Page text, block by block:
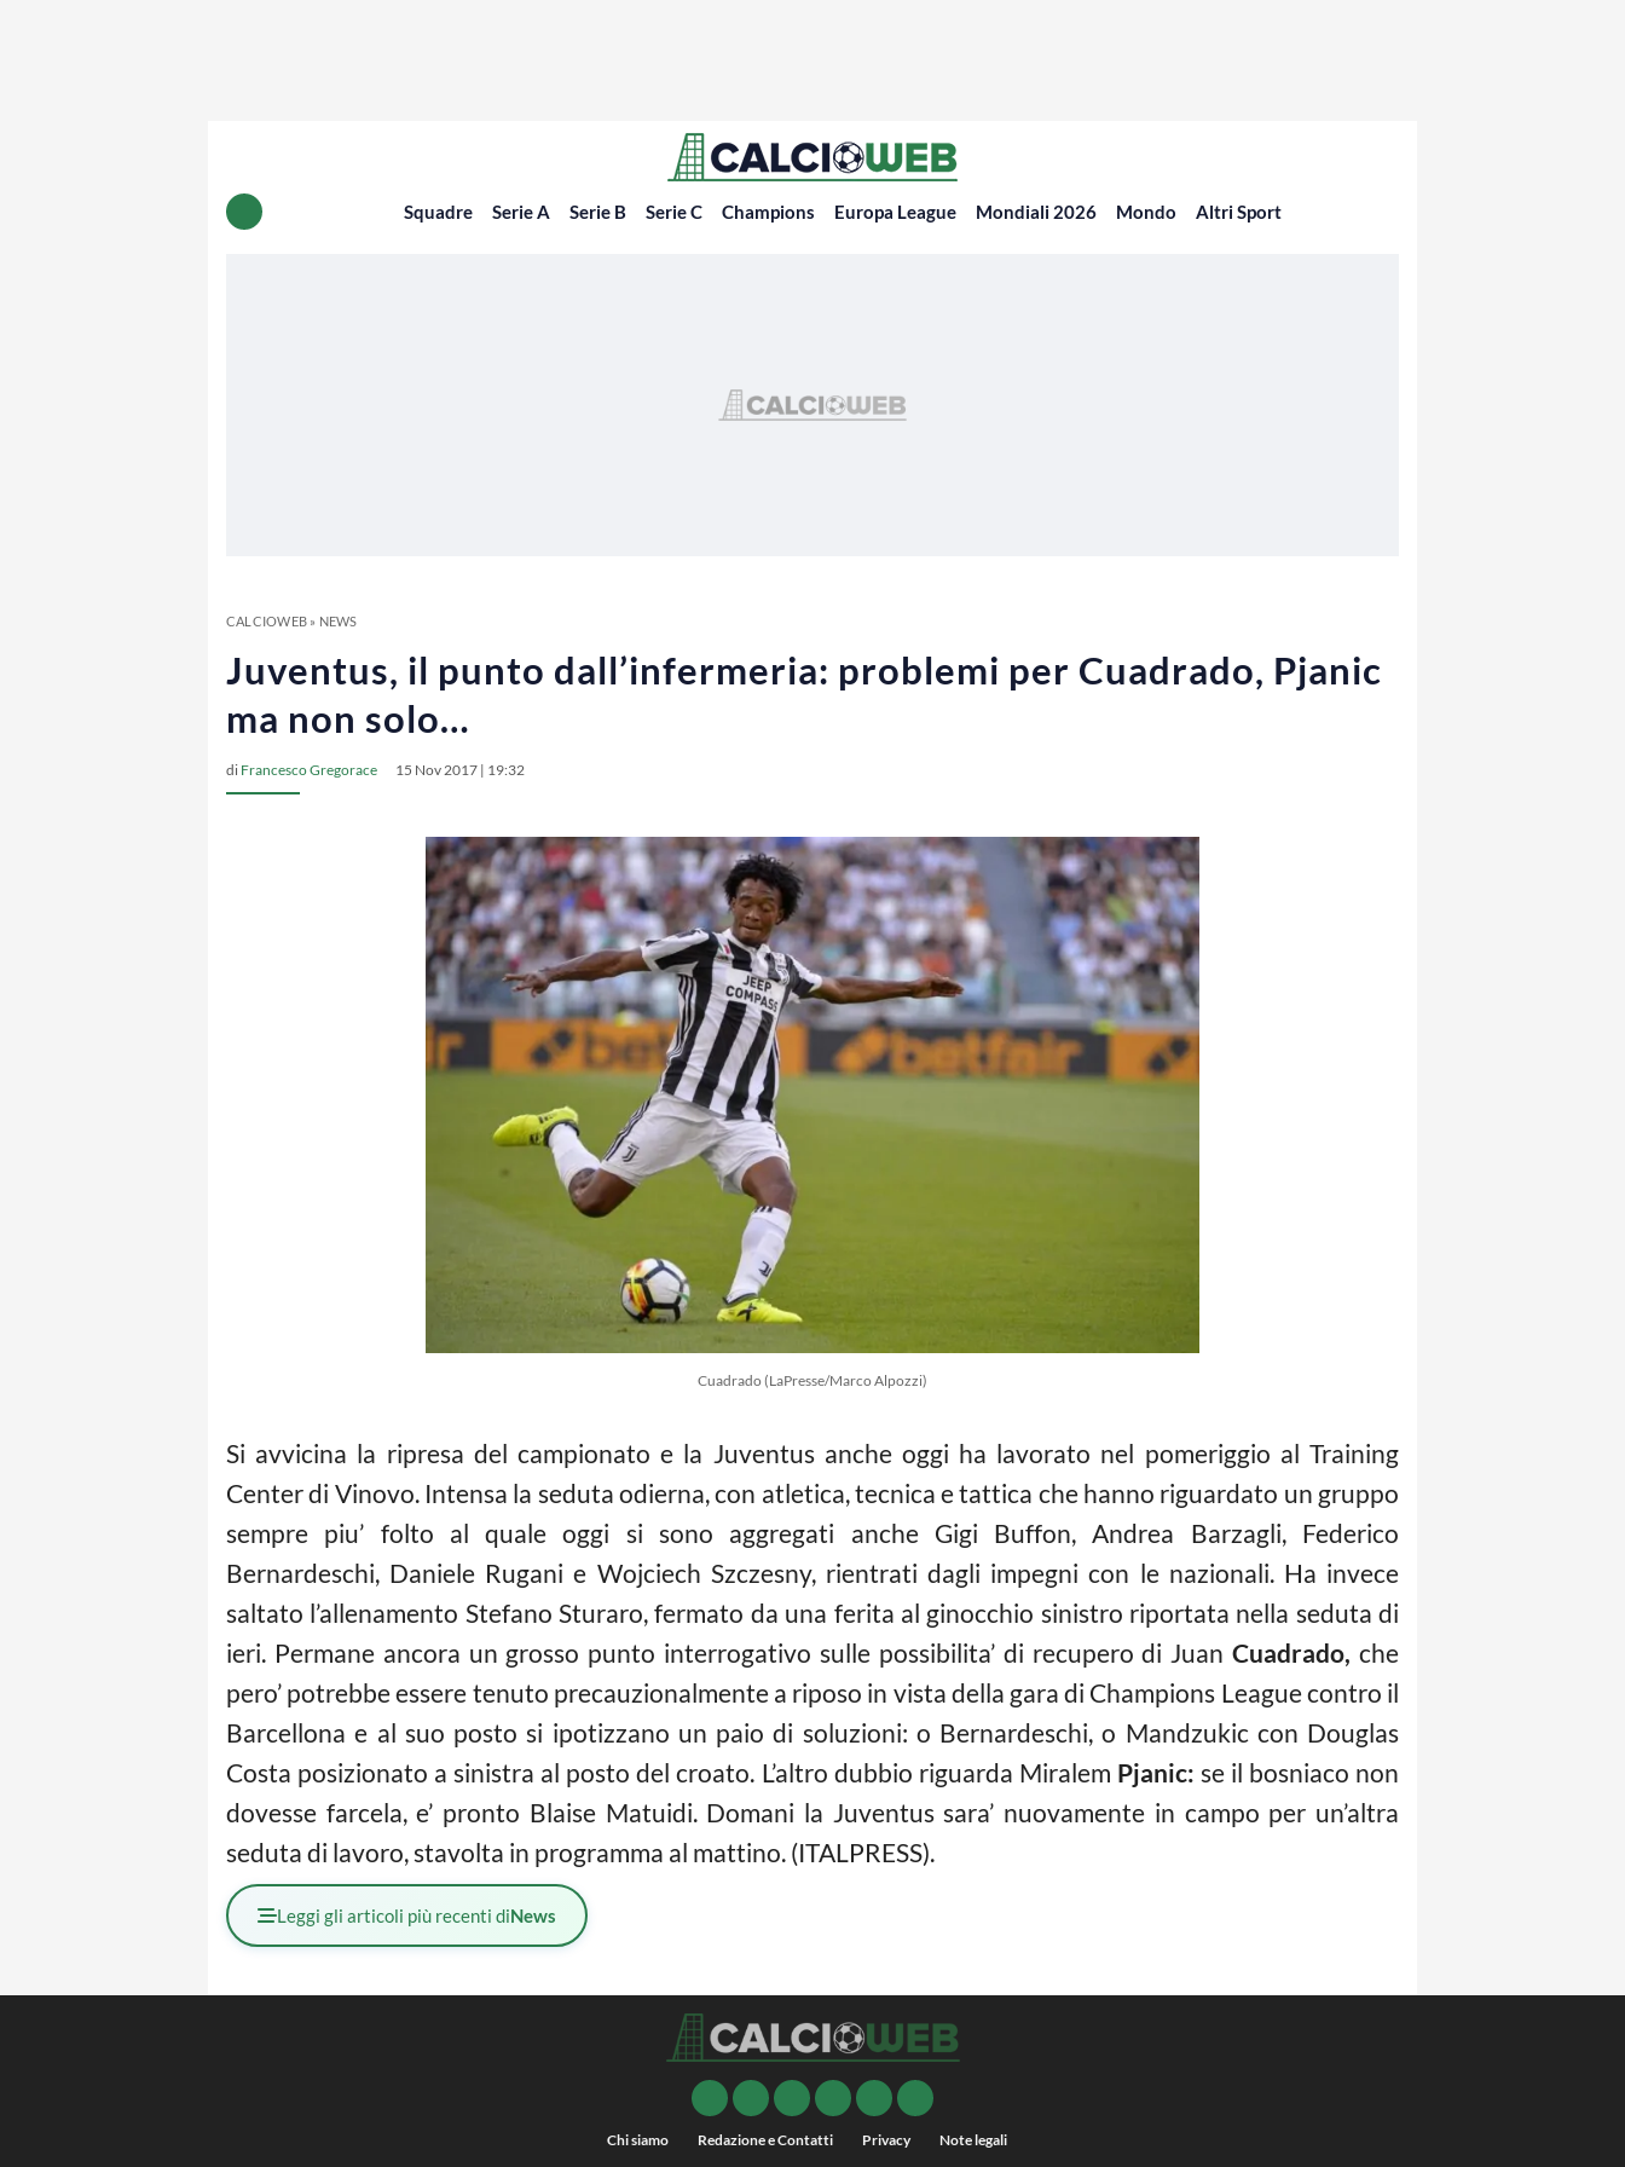
Squadre Serie A Serie B Serie C Champions Europa League Mondiali 2026 Mondo Altri Sport
CALCIOWEB» NEWS
Juventus, il punto dall’infermeria: problemi per Cuadrado, Pjanic
ma non solo…
di Francesco Gregorace 15 Nov 2017 | 19:32
Cuadrado (LaPresse/Marco Alpozzi)
Si avvicina la ripresa del campionato e la Juventus anche oggi ha lavorato nel pomeriggio al Training
Center di Vinovo. Intensa la seduta odierna, con atletica, tecnica e tattica che hanno riguardato un gruppo
sempre piu’ folto al quale oggi si sono aggregati anche Gigi Buffon, Andrea Barzagli, Federico
Bernardeschi, Daniele Rugani e Wojciech Szczesny, rientrati dagli impegni con le nazionali. Ha invece
saltato l’allenamento Stefano Sturaro, fermato da una ferita al ginocchio sinistro riportata nella seduta di
ieri. Permane ancora un grosso punto interrogativo sulle possibilita’ di recupero di JuanCuadrado, che
pero’ potrebbe essere tenuto precauzionalmente a riposo in vista della gara di Champions League contro il
Barcellona e al suo posto si ipotizzano un paio di soluzioni: o Bernardeschi, o Mandzukic con Douglas
Costa posizionato a sinistra al posto del croato. L’altro dubbio riguarda Miralem Pjanic: se il bosniaco non
dovesse farcela, e’ pronto Blaise Matuidi. Domani la Juventus sara’ nuovamente in campo per un’altra
seduta di lavoro, stavolta in programma al mattino. (ITALPRESS).
Leggi gli articoli più recenti diNews
Chi siamo Redazione e Contatti Privacy Note legali